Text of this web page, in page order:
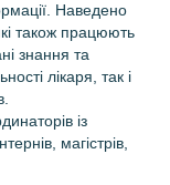
Наведено
також працюють
знання та
лікаря, так і
із
магістрів,